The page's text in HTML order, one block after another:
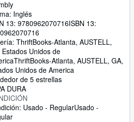
Inglés
13: 9780962070716ISBN 13:
ThriftBooks-Atlanta, AUSTELL,
Estados Unidos de
ThriftBooks-Atlanta, AUSTELL, GA,
Unidos de America
de 5 estrellas
DURA
Usado - RegularUsado -